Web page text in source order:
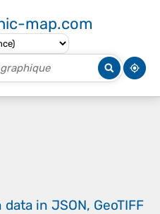
map.com
in JSON, GeoTIFF